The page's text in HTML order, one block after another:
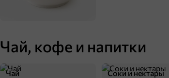
13,9 ₽
«Calve», соус «Сырный», 25 г
Чай, кофе и напитки
Чай Соки и нектары